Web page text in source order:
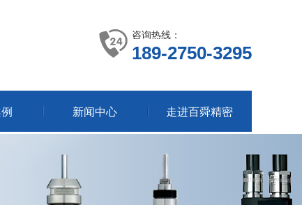
咨询热线：
189-2750-3295
新闻中心 走进百舜精密